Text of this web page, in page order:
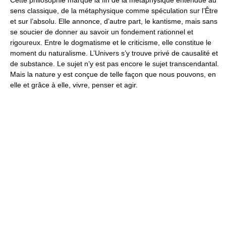
sens classique, de la métaphysique comme spéculation sur l’Être
et sur l’absolu. Elle annonce, d’autre part, le kantisme, mais sans
se soucier de donner au savoir un fondement rationnel et
rigoureux. Entre le dogmatisme et le criticisme, elle constitue le
moment du naturalisme. L’Univers s’y trouve privé de causalité et
de substance. Le sujet n’y est pas encore le sujet transcendantal.
Mais la nature y est conçue de telle façon que nous pouvons, en
elle et grâce à elle, vivre, penser et agir.